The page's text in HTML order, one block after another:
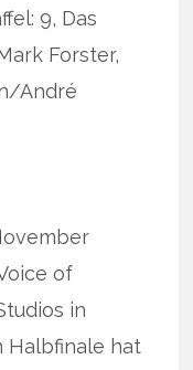
9, Das
Forster,
André
of
in
Halbfinale hat